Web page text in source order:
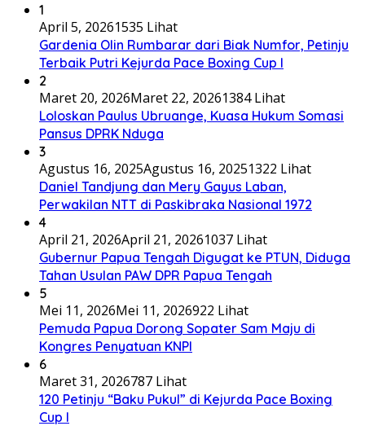
1
April 5, 20261535 Lihat
Gardenia Olin Rumbarar dari Biak Numfor, Petinju
Terbaik Putri Kejurda Pace Boxing Cup I
2
Maret 20, 2026Maret 22, 20261384 Lihat
Loloskan Paulus Ubruange, Kuasa Hukum Somasi
Pansus DPRK Nduga
3
Agustus 16, 2025Agustus 16, 20251322 Lihat
Daniel Tandjung dan Mery Gayus Laban,
Perwakilan NTT di Paskibraka Nasional 1972
4
April 21, 2026April 21, 20261037 Lihat
Gubernur Papua Tengah Digugat ke PTUN, Diduga
Tahan Usulan PAW DPR Papua Tengah
5
Mei 11, 2026Mei 11, 2026922 Lihat
Pemuda Papua Dorong Sopater Sam Maju di
Kongres Penyatuan KNPI
6
Maret 31, 2026787 Lihat
120 Petinju “Baku Pukul” di Kejurda Pace Boxing
Cup I